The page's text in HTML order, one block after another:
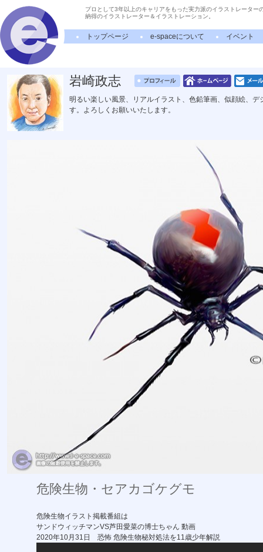
プロとして3年以上のキャリアをもった実力派のイラストレーター
納得のイラストレーター＆イラストレーション。
トップページ e-spaceについて イベント
岩崎政志
明るい楽しい風景、リアルイラスト、色鉛筆画、似顔絵、
す。よろしくお願いいたします。
危険生物・セアカゴケグモ
危険生物イラスト掲載番組は
サンドウィッチマンVS芦田愛菜の博士ちゃん 動画
2020年10月31日 恐怖 危険生物秘対処法を11歳少年解説